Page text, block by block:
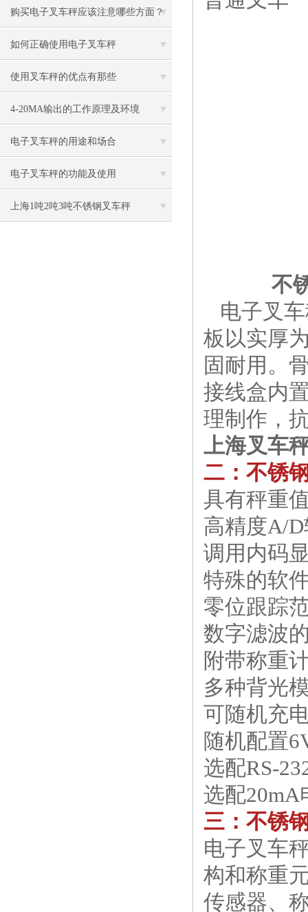
购买电子叉车秤应该注意哪些方面？
如何正确使用电子叉车秤
使用叉车秤的优点有那些
4-20MA输出的工作原理及环境
电子叉车秤的用途和场合
电子叉车秤的功能及使用
上海1吨2吨3吨不锈钢叉车秤
不
电子叉
板以实厚
固耐用。
接线盒内
理制作，
上海叉车
二：不锈
具有秤重
高精度A/
调用内码
特殊的软
零位跟踪
数字滤波
附带称重
多种背光
可随机充
随机配置
选配RS-
选配20mA
三：不锈
电子叉车
构和称重
传感器、